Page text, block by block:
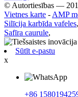
© Autortiesības —
Vietnes karte - AMP
Silīcija karbīda vafeles,
Safīra caurule,
Sūtīt e-pastu
x
+86